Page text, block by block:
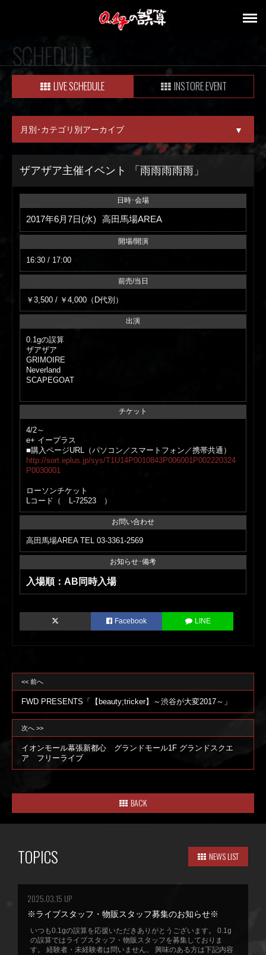
SCHEDULE
LIVE SCHEDULE INSTORE EVENT
月別･カテゴリ別アーカイブ ▼
ALL
09月
ザアザア主催イベント 「雨雨雨雨雨」
日時･会場
2017年6月7日(水) 高田馬場AREA
開場/開演
16:30 / 17:00
前売/当日
￥3,500 / ￥4,000（D代別）
出演
0.1gの誤算
ザアザア
GRIMOIRE
Neverland
SCAPEGOAT
チケット
4/2～
e+ イープラス
■購入ページURL（パソコン／スマートフォン／携帯共通）
http://sort.eplus.jp/sys/T1U14P0010843P006001P002220324
P0030001
ローソンチケット
Lコード（ L-72523 ）
お問い合わせ
高田馬場AREA TEL 03-3361-2569
お知らせ･備考
入場順：AB同時入場
Facebook LINE
<< 前へ
FWD PRESENTS「【beauty;tricker】～渋谷が大変2017～」
次へ >>
イオンモール幕張新都心 グランドモール1F グランドスクエ
ア フリーライブ
BACK
TOPICS NEWS LIST
2025.03.15 UP
※ライブスタッフ・物販スタッフ募集のお知らせ※
いつも0.1gの誤算を応援いただきありがとうございます。 0.1g
の誤算ではライブスタッフ・物販スタッフを募集しておりま
す。 経験者・未経験者は問いません。 興味のある方は下記内容